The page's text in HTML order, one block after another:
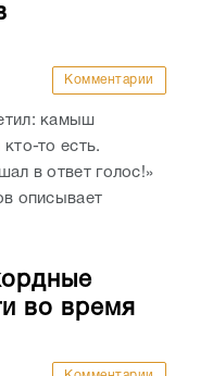
Комментарии
камыш
то есть.
в ответ голос!»
описывает
во время